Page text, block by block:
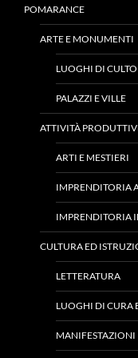
POMARANCE
ARTE E MONUMENTI
LUOGHI DI CULTO
PALAZZI E VILLE
ATTIVITÀ
ARTI E MESTIERI
IMPRENDITORIA
IMPRENDITORIA
CULTURA ED
LETTERATURA
LUOGHI DI CURA
MANIFESTAZIONI